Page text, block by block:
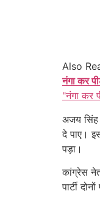
Also
नंगा कर
"नंगा कर
अजय सिंह
दे पाए।
पड़ा।
कांग्रेस
पार्टी